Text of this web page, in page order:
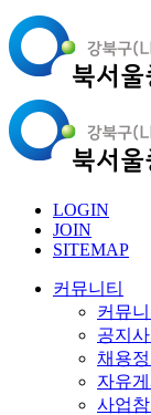
LOGIN
JOIN
SITEMAP
커뮤니티
커뮤니
공지
채용정
자유
사업참